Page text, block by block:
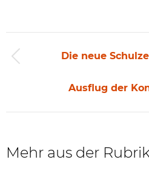
Die neue
Ausflug der
Mehr aus der